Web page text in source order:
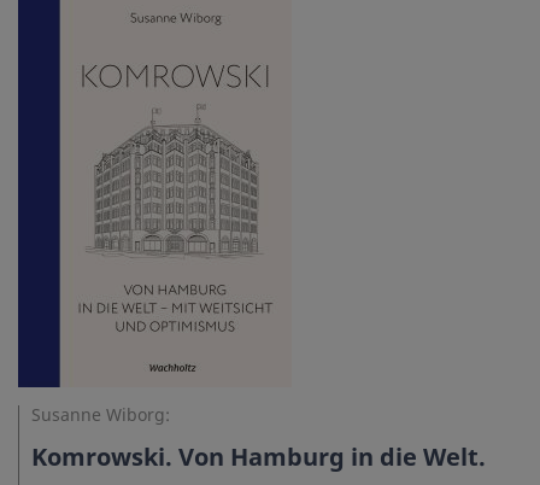
Susanne Wiborg:
Komrowski. Von Hamburg in die Welt.